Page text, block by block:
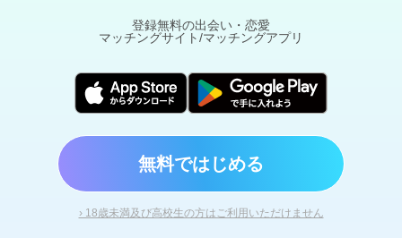
登録無料の出会い・恋愛
マッチングサイト/マッチングアプリ
無料ではじめる
› 18歳未満及び高校生の方はご利用いただけません